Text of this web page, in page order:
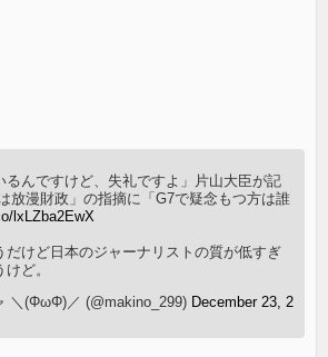
るんですけど、失礼ですよ」片山大臣が記
放漫財政」の指摘に「G7で疑念もつ方は誰
lxLZba2EwX
だけど日本のジャーナリストの質が低すぎ
ど。
＼(ΦωΦ)／ (@makino_299) December 23, 2